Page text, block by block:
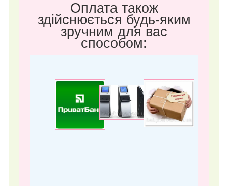
Оплата також
здійснюється будь-яким
зручним для вас
способом: